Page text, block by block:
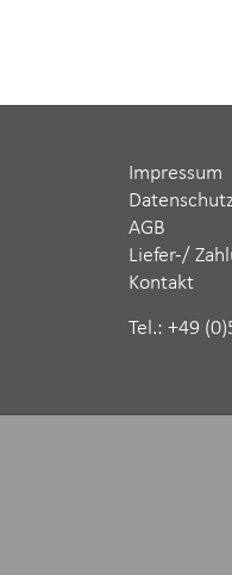
Impressum
AGB
Liefer-/
Kontakt
Tel.: ‪+49